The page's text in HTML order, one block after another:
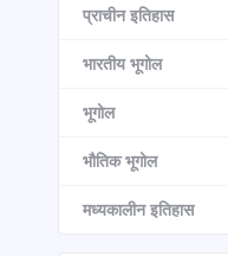
प्राचीन इतिहास
भारतीय भूगोल
भूगोल
भौतिक भूगोल
मध्यकालीन इतिहास